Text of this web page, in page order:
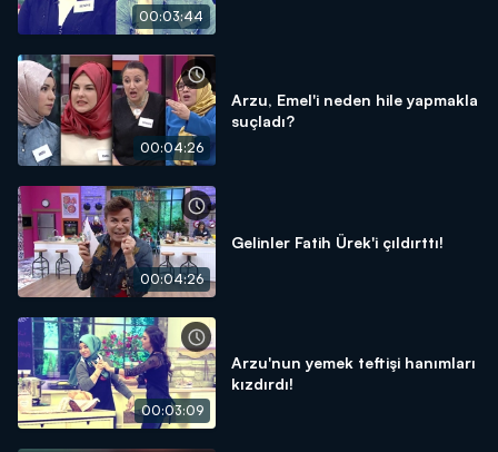
00:03:44
00:04:26
Arzu, Emel'i neden hile yapmakla
suçladı?
00:04:26
Gelinler Fatih Ürek'i çıldırttı!
00:03:09
Arzu'nun yemek teftişi hanımları
kızdırdı!